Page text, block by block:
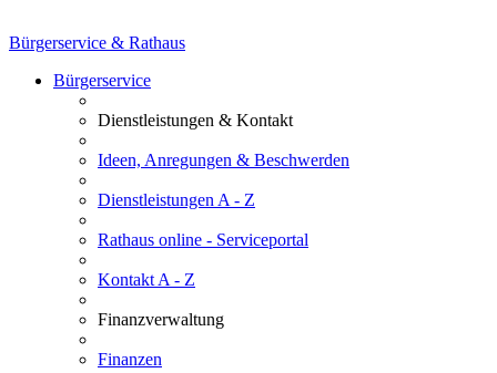
Bürgerservice & Rathaus
Bürgerservice
Dienstleistungen & Kontakt
Ideen, Anregungen & Beschwerden
Dienstleistungen A - Z
Rathaus online - Serviceportal
Kontakt A - Z
Finanzverwaltung
Finanzen